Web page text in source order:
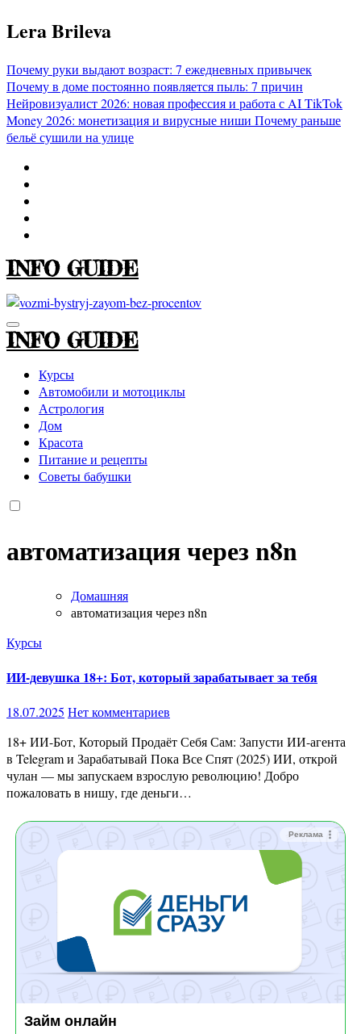
Перейти
к
Lera Brileva
Почему руки выдают возраст: 7 ежедневных привычек
Почему в доме постоянно появляется пыль: 7 причин
Нейровизуалист 2026: новая профессия и работа с AITikTok
Money 2026: монетизация и вирусные ниши Почему раньше
бельё сушили на улице
INFO GUIDE
INFO GUIDE
Курсы
Автомобили и мотоциклы
Астрология
Дом
Красота
Питание и рецепты
Советы бабушки
автоматизация через n8n
Домашняя
автоматизация через n8n
Курсы
ИИ-девушка 18+: Бот, который зарабатывает за тебя
18.07.2025 Нет комментариев
18+ ИИ-Бот, Который Продаёт Себя Сам: Запусти ИИ-агента
в Telegram и Зарабатывай Пока Все Спят (2025) ИИ, открой
чулан — мы запускаем взрослую революцию! Добро
пожаловать в нишу, где деньги…
Реклама
Займ онлайн